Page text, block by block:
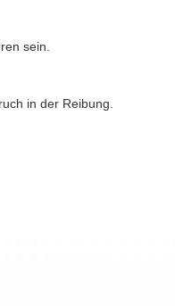
sein.
in der Reibung.